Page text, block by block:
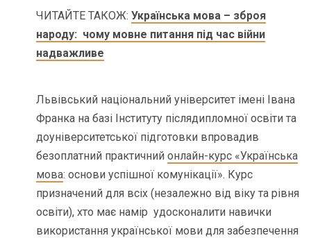
ЧИТАЙТЕ ТАКОЖ:Українська мова – зброя
народу: чому мовне питання під час війни
надважливе
Львівський національний університет імені Івана
Франка на базі Інституту післядипломної освіти та
доуніверситетської підготовки впровадив
безоплатний практичнийонлайн-курс «Українська
мова: основи успішної комунікації». Курс
призначений для всіх (незалежно від віку та рівня
освіти), хто має намір удосконалити навички
використання української мови для забезпечення